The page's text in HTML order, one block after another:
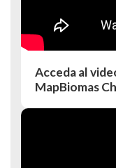
Acceda al
MapBiomas